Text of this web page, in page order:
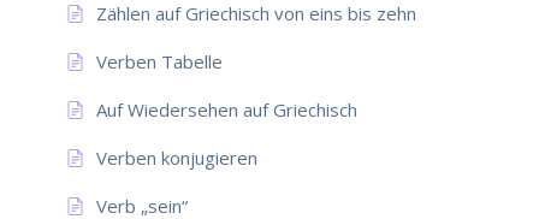
Zählen auf Griechisch von eins bis zehn
Verben Tabelle
Auf Wiedersehen auf Griechisch
Verben konjugieren
Verb „sein“